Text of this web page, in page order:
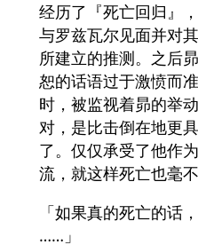
经历了『死亡回归』
与罗兹瓦尔见面并对
所建立的推测。之后
恕的话语过于激愤而
时，被监视着昴的举
对，是比击倒在地更
了。仅仅承受了他作
流，就这样死亡也毫不
「如果真的死亡的话
……」